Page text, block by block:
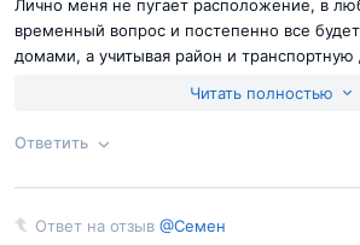
Согласен справилами публикациина
Лично меня не пугает расположение, в
временный вопрос и постепенно все
домами, а учитывая район и транспортную
развития окружения очень велики. Другой
Читать полностью
Ответить
Ответ на отзыв
Ответ на отзыв @Семен